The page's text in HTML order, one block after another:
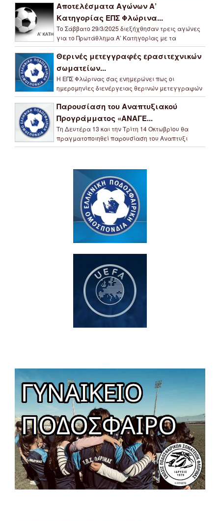
Αποτελέσματα Αγώνων Α’
Κατηγορίας ΕΠΣ Φλώρινα...
Το Σάββατο 29/3/2025 διεξήχθησαν τρεις αγώνες
για το Πρωτάθλημα Α’ Κατηγορίας με τα
Θερινές μετεγγραφές ερασιτεχνικών
σωματείων...
Η ΕΠΣ Φλώρινας σας ενημερώνει πως οι
ημερομηνίες διενέργειας θερινών μετεγγραφών
Παρουσίαση του Αναπτυξιακού
Προγράμματος «ΑΝΑΓΕ...
Τη Δευτέρα 13 και την Τρίτη 14 Οκτωβρίου θα
πραγματοποιηθεί παρουσίαση του Αναπτυξι